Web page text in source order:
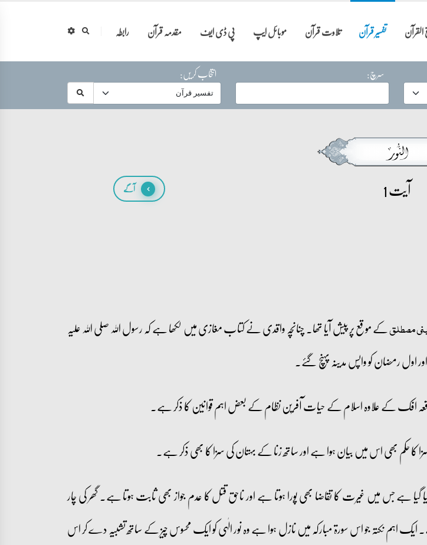
تفسیر قرآن تلاوت قرآن موبائل ایپ پی ڈی ایف مقدمہ قرآن
رابطہ
سرچ: انتخاب کریں:
آیت 1 آگے
مصطلقکے موقع پر پیش آیا تھا۔ چنانچہ واقدی نے کتاب مغازی میں لکھا ہے کہ رسول اللہ صلی اللہ علیہ
رمضان کو واپس مدینہ پہنچ گئے۔
کا حکم بھی اس میں بیان ہوا ہے اور ساتھ زنا کے بہتان کی سزا کا بھی ذکر ہے۔
جس میں غیرت کا تقاضا بھی پورا ہوتا ہے اور ناحق قتل کا عدم جواز بھی ثابت ہوتا ہے۔ گھر کی چار
اہم نکتہ جو اس سورۃ مبارکہ میں نازل ہوا ہے وہ نور الٰہی کو ایک محسوس چیز کے ساتھ تشبیہ دے کر اس